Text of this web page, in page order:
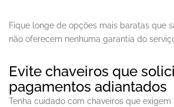
Fique longe de opções mais baratas que
não oferecem nenhuma garantia do
Evite chaveiros que
pagamentos adiantados
Tenha cuidado com chaveiros que